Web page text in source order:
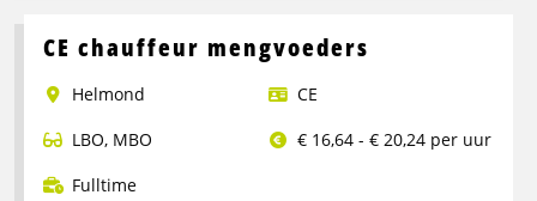
over
2-
ploegendienst
Boxtel
CE chauffeur mengvoeders
Helmond
CE
LBO, MBO
€ 16,64 - € 20,24 per uur
Fulltime